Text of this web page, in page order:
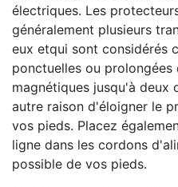
électriques. Les
généralement plusieurs
eux etqui sont considérés
ponctuelles ou
magnétiques jusqu'à deux
autre raison d'éloigner le
vos pieds. Placez
ligne dans les cordons
possible de vos pieds.